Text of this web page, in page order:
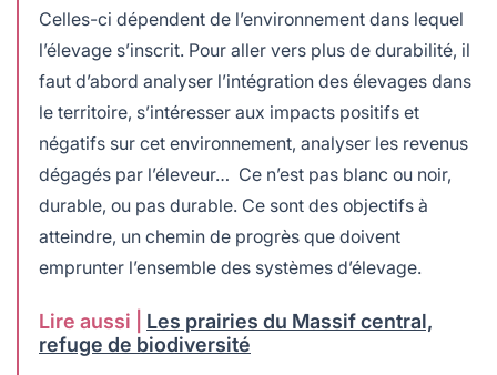
Celles-ci dépendent de l’environnement dans lequel
l’élevage s’inscrit. Pour aller vers plus de durabilité, il
faut d’abord analyser l’intégration des élevages dans
le territoire, s’intéresser aux impacts positifs et
négatifs sur cet environnement, analyser les revenus
dégagés par l’éleveur… Ce n’est pas blanc ou noir,
durable, ou pas durable. Ce sont des objectifs à
atteindre, un chemin de progrès que doivent
emprunter l’ensemble des systèmes d’élevage.
Lire aussi | Les prairies du Massif central,
refuge de biodiversité